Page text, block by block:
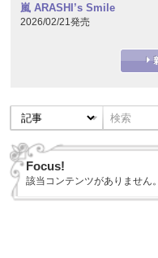
嵐 ARASHI’s Smile
2026/02/21発売
Focus!
該当コンテンツがありません。